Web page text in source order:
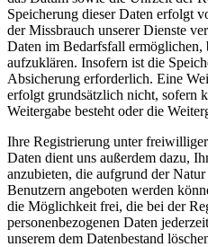
Speicherung dieser Daten erfolgt
der Missbrauch unserer Dienste
Daten im Bedarfsfall ermöglichen,
aufzuklären. Insofern ist die
Absicherung erforderlich. Eine
erfolgt grundsätzlich nicht, sofern
Weitergabe besteht oder die
Ihre Registrierung unter
Daten dient uns außerdem dazu,
anzubieten, die aufgrund der
Benutzern angeboten werden
die Möglichkeit frei, die bei der
personenbezogenen Daten
unserem dem Datenbestand